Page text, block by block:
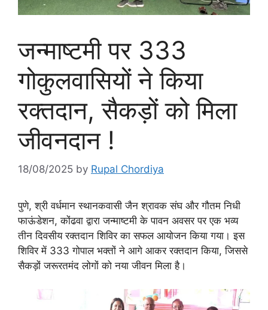
जन्माष्टमी पर 333
गोकुलवासियों ने किया
रक्तदान, सैकड़ों को मिला
जीवनदान !
18/08/2025 by Rupal Chordiya
पुणे, श्री वर्धमान स्थानकवासी जैन श्रावक संघ और गौतम निधी
फाऊंडेशन, कोंढवा द्वारा जन्माष्टमी के पावन अवसर पर एक भव्य
तीन दिवसीय रक्तदान शिविर का सफल आयोजन किया गया। इस
शिविर में 333 गोपाल भक्तों ने आगे आकर रक्तदान किया, जिससे
सैकड़ों जरूरतमंद लोगों को नया जीवन मिला है।